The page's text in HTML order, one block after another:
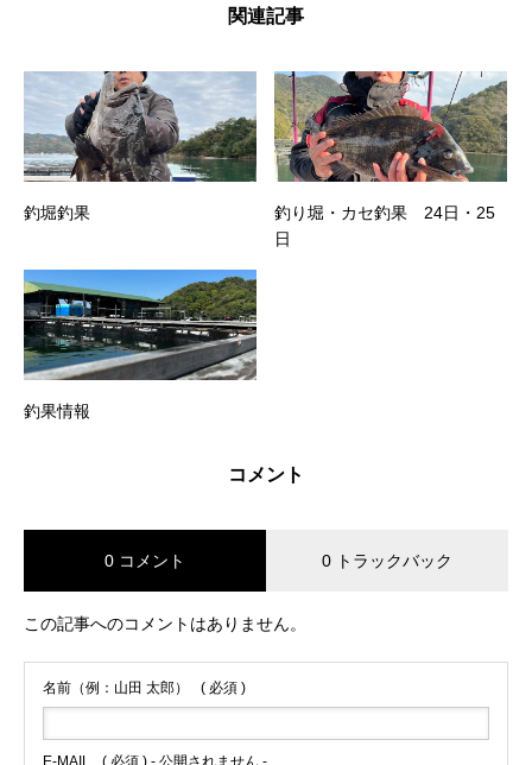
関連記事
釣堀釣果
釣り堀・カセ釣果 24日・25
日
釣果情報
コメント
0 コメント 0 トラックバック
この記事へのコメントはありません。
名前（例：山田 太郎） ( 必須 )
E-MAIL ( 必須 ) - 公開されません -